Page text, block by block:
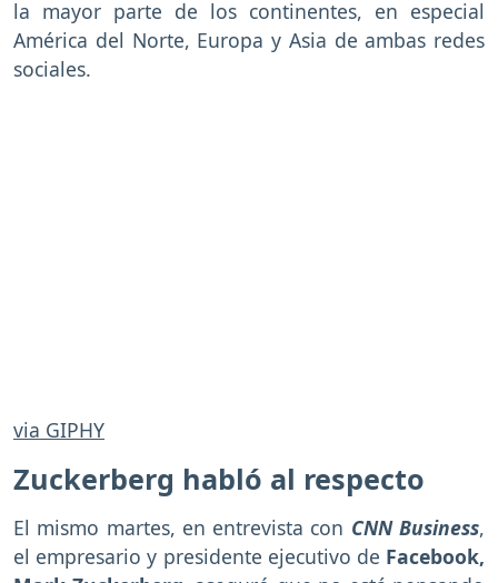
la mayor parte de los continentes, en especial
América del Norte, Europa y Asia de ambas redes
sociales.
via GIPHY
Zuckerberg habló al respecto
El mismo martes, en entrevista con CNN Business,
el empresario y presidente ejecutivo de Facebook,